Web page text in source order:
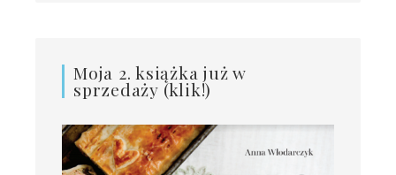
Moja 2. książka już w
sprzedaży (klik!)